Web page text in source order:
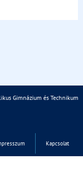
Gimnázium és Technikum
Kapcsolat